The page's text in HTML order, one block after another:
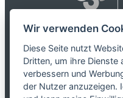
Wir verwenden
Diese Seite nutzt
Dritten, um ihre Dienste
verbessern und
der Nutzer anzuzeigen.